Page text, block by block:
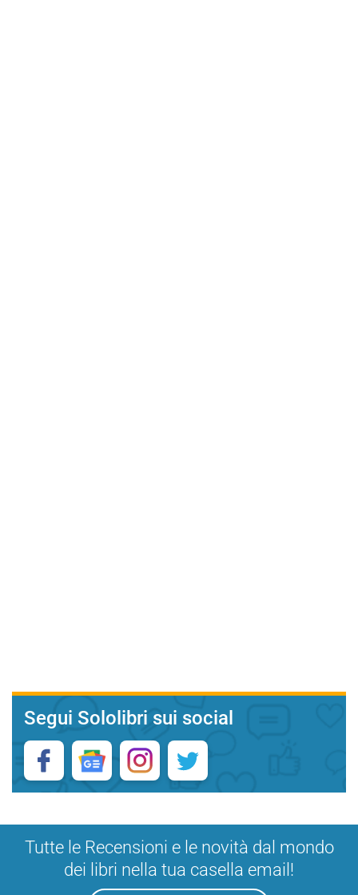
Segui Sololibri sui social
Tutte le Recensioni e le novità dal mondo
dei libri nella tua casella email!